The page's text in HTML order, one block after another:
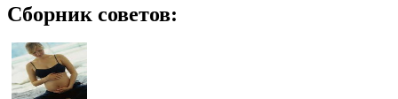
Сборник советов: